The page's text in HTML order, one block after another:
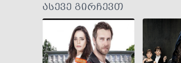
ასევე გირჩევთ